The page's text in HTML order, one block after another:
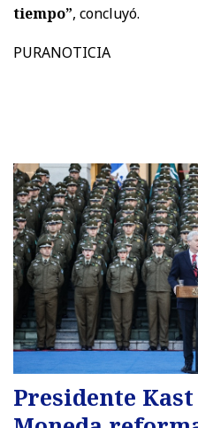
tiempo”, concluyó.
PURANOTICIA
Presidente